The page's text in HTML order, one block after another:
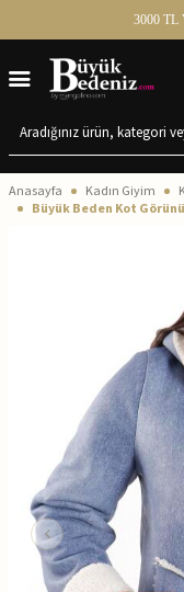
3000 TL
Anasayfa Kadın Giyim
Büyük Beden Kot